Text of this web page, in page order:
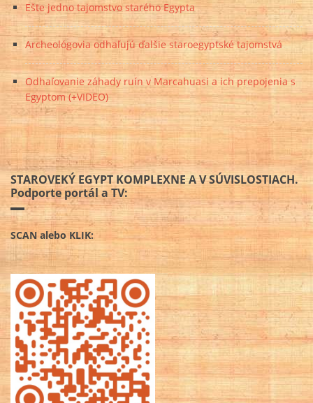
Ešte jedno tajomstvo starého Egypta
Archeológovia odhaľujú ďalšie staroegyptské tajomstvá
Odhaľovanie záhady ruín v Marcahuasi a ich prepojenia s
Egyptom (+VIDEO)
STAROVEKÝ EGYPT KOMPLEXNE A V SÚVISLOSTIACH.
Podporte portál a TV:
SCAN alebo KLIK: